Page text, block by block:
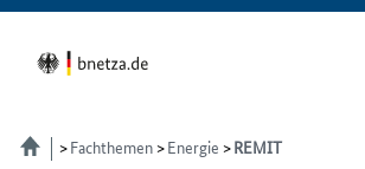
Fachthemen Energie REMIT